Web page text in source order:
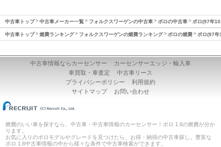
中古車トップ 中古車メーカー一覧 フォルクスワーゲンの中古車 ポロの中古車 ポロ(97年
中古車トップ 燃費ランキング フォルクスワーゲンの燃費ランキング ポロの燃費 ポロ(97
中古車情報ならカーセンサー
カーセンサーエッジ・輸入車
車買取・車査定
中古車リース
プライバシーポリシー
利用規約
サイトマップ
お問い合わせ
燃費のいい車を探すなら、中古車・中古車情報のカーセンサー！ポロ 1.6の燃費が分か
ります。
お気に入りのポロモデルやグレードを見つけたら、お得・納得の中古車探し。豊富な
ポロ 1.6中古車情報の中から様々な条件で中古車検索ができます。